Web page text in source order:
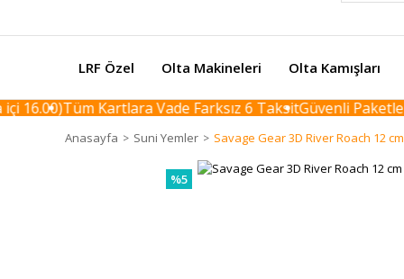
LRF Özel Olta Makineleri Olta Kamışları
16.00)Tüm Kartlara Vade Farksız 6 TaksitGüvenli
Anasayfa Suni Yemler Savage Gear 3D River Roach 12
%5